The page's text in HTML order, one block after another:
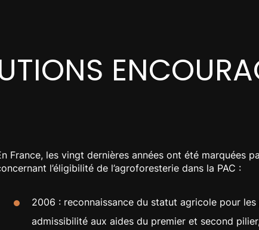
France, les vingt dernières années ont été marquées
l’éligibilité de l’agroforesterie dans la PAC :
2006 : reconnaissance du statut agricole pour
admissibilité aux aides du premier et second